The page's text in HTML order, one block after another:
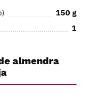
150 g
1
almendra